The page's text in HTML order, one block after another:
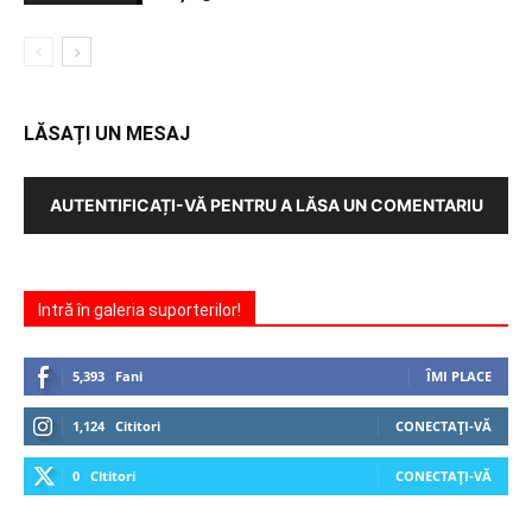
LĂSAȚI UN MESAJ
AUTENTIFICAȚI-VĂ PENTRU A LĂSA UN COMENTARIU
Intră în galeria suporterilor!
5,393 Fani ÎMI PLACE
1,124 Cititori CONECTAȚI-VĂ
0 Cititori CONECTAȚI-VĂ